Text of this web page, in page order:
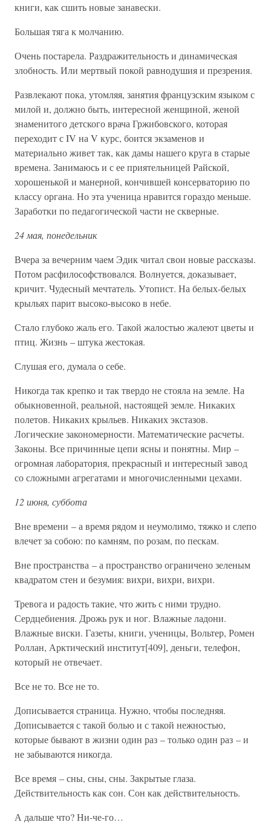
книги, как сшить новые занавески.
Большая тяга к молчанию.
Очень постарела. Раздражительность и динамическая
злобность. Или мертвый покой равнодушия и презрения.
Развлекают пока, утомляя, занятия французским языком с
милой и, должно быть, интересной женщиной, женой
знаменитого детского врача Гржибовского, которая
переходит с IV на V курс, боится экзаменов и
материально живет так, как дамы нашего круга в старые
времена. Занимаюсь и с ее приятельницей Райской,
хорошенькой и манерной, кончившей консерваторию по
классу органа. Но эта ученица нравится гораздо меньше.
Заработки по педагогической части не скверные.
24 мая, понедельник
Вчера за вечерним чаем Эдик читал свои новые рассказы.
Потом расфилософствовался. Волнуется, доказывает,
кричит. Чудесный мечтатель. Утопист. На белых-белых
крыльях парит высоко-высоко в небе.
Стало глубоко жаль его. Такой жалостью жалеют цветы и
птиц. Жизнь – штука жестокая.
Слушая его, думала о себе.
Никогда так крепко и так твердо не стояла на земле. На
обыкновенной, реальной, настоящей земле. Никаких
полетов. Никаких крыльев. Никаких экстазов.
Логические закономерности. Математические расчеты.
Законы. Все причинные цепи ясны и понятны. Мир –
огромная лаборатория, прекрасный и интересный завод
со сложными агрегатами и многочисленными цехами.
12 июня, суббота
Вне времени – а время рядом и неумолимо, тяжко и слепо
влечет за собою: по камням, по розам, по пескам.
Вне пространства – а пространство ограничено зеленым
квадратом стен и безумия: вихри, вихри, вихри.
Тревога и радость такие, что жить с ними трудно.
Сердцебиения. Дрожь рук и ног. Влажные ладони.
Влажные виски. Газеты, книги, ученицы, Вольтер, Ромен
Роллан, Арктический институт[409], деньги, телефон,
который не отвечает.
Все не то. Все не то.
Дописывается страница. Нужно, чтобы последняя.
Дописывается с такой болью и с такой нежностью,
которые бывают в жизни один раз – только один раз – и
не забываются никогда.
Все время – сны, сны, сны. Закрытые глаза.
Действительность как сон. Сон как действительность.
А дальше что? Ни-че-го…